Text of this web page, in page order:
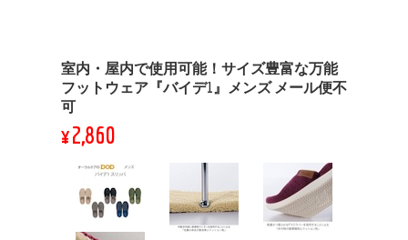
室内・屋内で使用可能！サイズ豊富な万能
フットウェア『バイデ1』メンズ メール便不
可
¥2,860